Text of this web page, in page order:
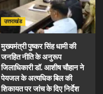
उत्तराखंड
मुख्यमंत्री पुष्कर सिंह धामी की
जनहित नीति के अनुरूप
जिलाधिकारी डॉ. आशीष चौहान ने
पेयजल के अत्यधिक बिल की
शिकायत पर जांच के दिए निर्देश